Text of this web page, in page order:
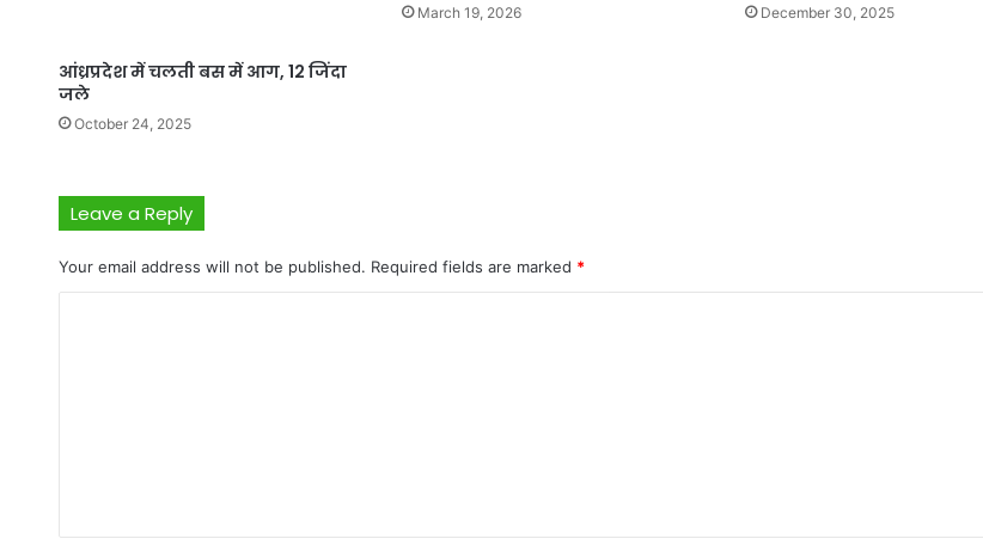
March 19, 2026 December 30, 2025
आंध्रप्रदेश में चलती बस में आग, 12 जिंदा
जले
October 24, 2025
Leave a Reply
Your email address will not be published. Required fields are marked *